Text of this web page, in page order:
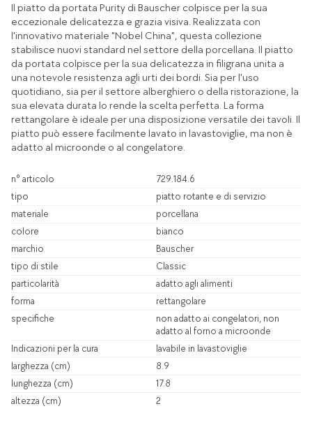
Il piatto da portata Purity di Bauscher colpisce per la sua
eccezionale delicatezza e grazia visiva. Realizzata con
l'innovativo materiale "Nobel China", questa collezione
stabilisce nuovi standard nel settore della porcellana. Il piatto
da portata colpisce per la sua delicatezza in filigrana unita a
una notevole resistenza agli urti dei bordi. Sia per l'uso
quotidiano, sia per il settore alberghiero o della ristorazione, la
sua elevata durata lo rende la scelta perfetta. La forma
rettangolare è ideale per una disposizione versatile dei tavoli. Il
piatto può essere facilmente lavato in lavastoviglie, ma non è
adatto al microonde o al congelatore.
n° articolo
729.184.6
tipo
piatto rotante e di servizio
materiale
porcellana
colore
bianco
marchio
Bauscher
tipo di stile
Classic
particolarità
adatto agli alimenti
forma
rettangolare
specifiche
non adatto ai congelatori, non
adatto al forno a microonde
Indicazioni per la cura
lavabile in lavastoviglie
larghezza (cm)
8.9
lunghezza (cm)
17.8
altezza (cm)
2